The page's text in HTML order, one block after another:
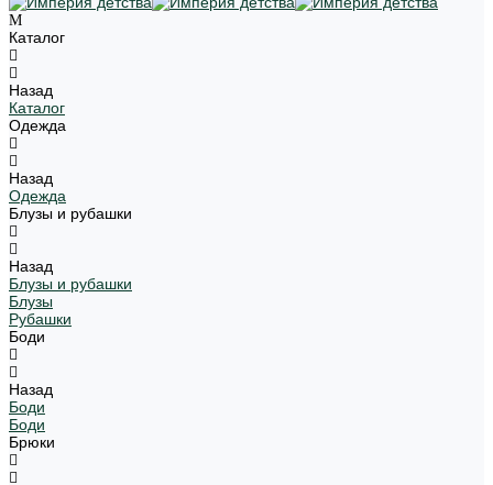
Каталог
Назад
Каталог
Одежда
Назад
Одежда
Блузы и рубашки
Назад
Блузы и рубашки
Блузы
Рубашки
Боди
Назад
Боди
Боди
Брюки